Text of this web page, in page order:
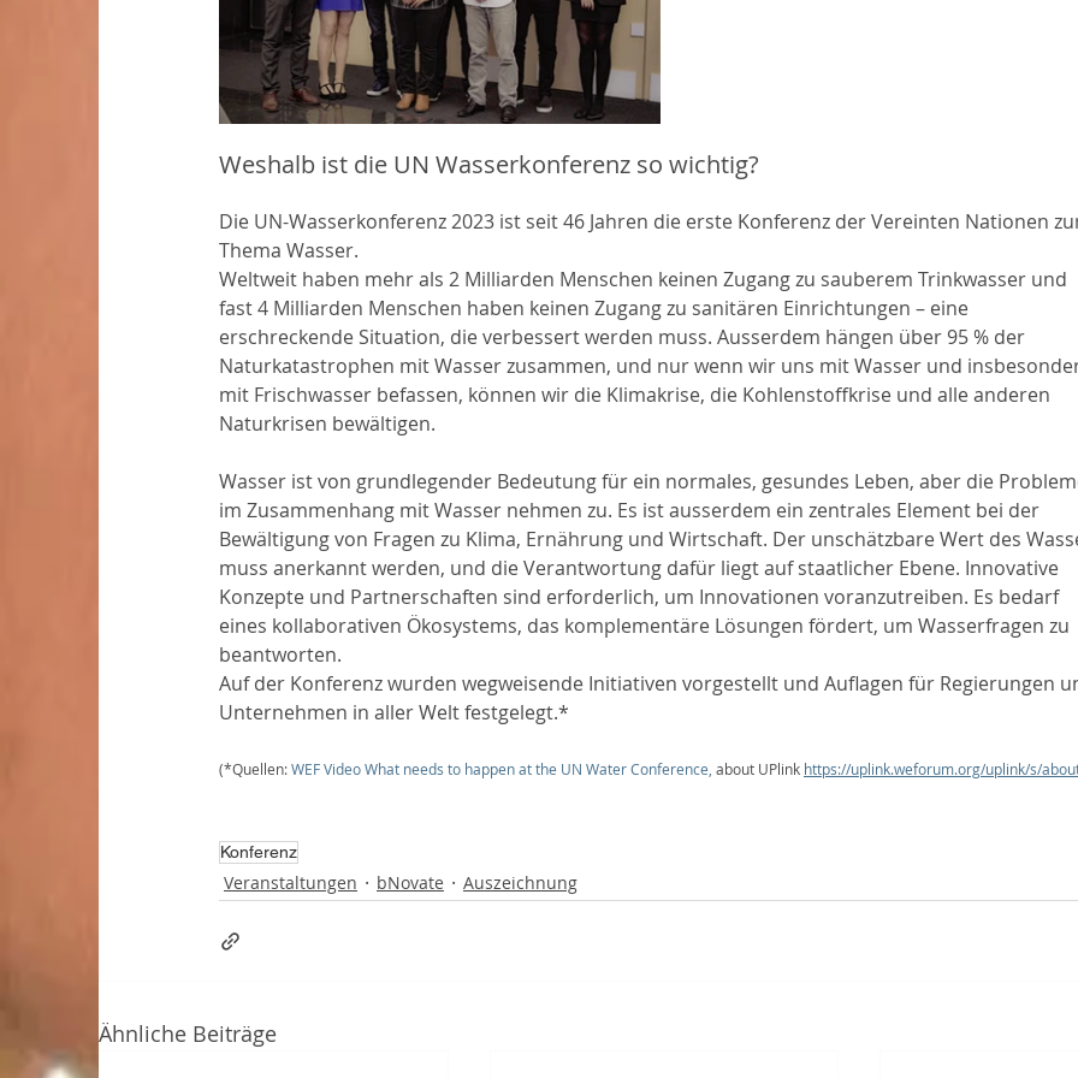
Weshalb ist die UN Wasserkonferenz so wichtig?
Die UN-Wasserkonferenz 2023 ist seit 46 Jahren die erste Konferenz der Vereinten Nationen
Thema Wasser.
Weltweit haben mehr als 2 Milliarden Menschen keinen Zugang zu sauberem Trinkwasser und
fast 4 Milliarden Menschen haben keinen Zugang zu sanitären Einrichtungen – eine
erschreckende Situation, die verbessert werden muss. Ausserdem hängen über 95 % der
Naturkatastrophen mit Wasser zusammen, und nur wenn wir uns mit Wasser und
mit Frischwasser befassen, können wir die Klimakrise, die Kohlenstoffkrise und alle anderen
Naturkrisen bewältigen.
Wasser ist von grundlegender Bedeutung für ein normales, gesundes Leben, aber die
im Zusammenhang mit Wasser nehmen zu. Es ist ausserdem ein zentrales Element bei der
Bewältigung von Fragen zu Klima, Ernährung und Wirtschaft. Der unschätzbare Wert des
muss anerkannt werden, und die Verantwortung dafür liegt auf staatlicher Ebene. Innovative
Konzepte und Partnerschaften sind erforderlich, um Innovationen voranzutreiben. Es bedarf
eines kollaborativen Ökosystems, das komplementäre Lösungen fördert, um Wasserfragen zu
beantworten.
Auf der Konferenz wurden wegweisende Initiativen vorgestellt und Auflagen für Regierungen
Unternehmen in aller Welt festgelegt.*
(*Quellen:WEF Video What needs to happen at the UN Water Conference, about UPlink https://uplink.weforum.org/uplink/s/
Konferenz
Veranstaltungen bNovate Auszeichnung
Ähnliche Beiträge